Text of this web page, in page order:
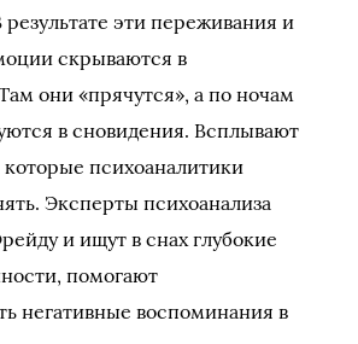
эти переживания и
скрываются в
они «прячутся», а по ночам
в сновидения. Всплывают
психоаналитики
Эксперты психоанализа
и ищут в снах глубокие
помогают
негативные воспоминания в